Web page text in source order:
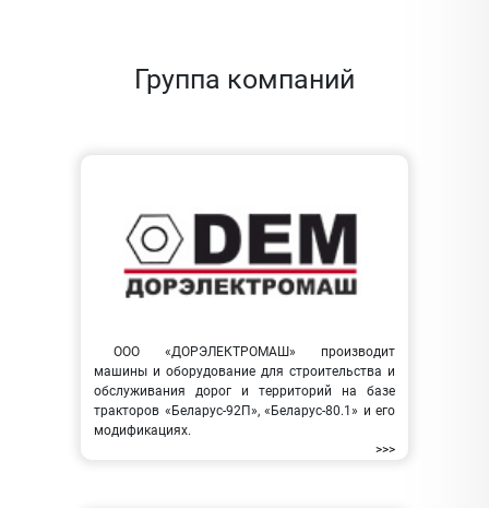
Группа компаний
ООО «ДОРЭЛЕКТРОМАШ» производит
машины и оборудование для строительства и
обслуживания дорог и территорий на базе
тракторов «Беларус-92П», «Беларус-80.1» и его
модификациях.
>>>